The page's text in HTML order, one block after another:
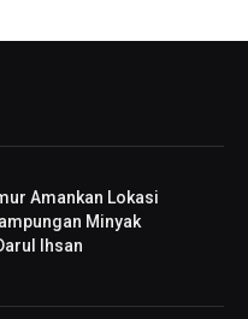
Amankan Lokasi
Minyak
Ihsan